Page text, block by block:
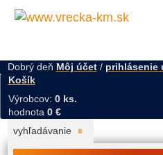
Dobrý deň Môj účet/ prihlásenie
Košík
Výrobcov: 0 ks.
hodnota 0 €
vyhľadávanie